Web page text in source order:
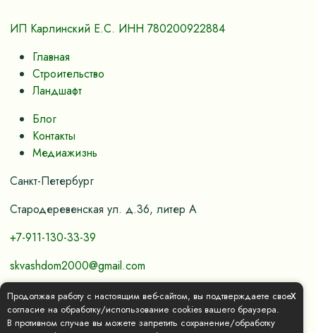
ИП Карлинский Е.С. ИНН 780200922884
Главная
Строительство
Ландшафт
Блог
Контакты
Медиажизнь
Санкт-Петербург
Стародеревенская ул. д.36, литер А
+7-911-130-33-39
skvashdom2000@gmail.com
Политика конфиденциальности и обработки
персональных данных
Продолжая работу с настоящим веб-сайтом, вы подтверждаете свое
согласие на обработку/использование cookies вашего браузера.
В противном случае вы можете запретить сохранение/обработку
x